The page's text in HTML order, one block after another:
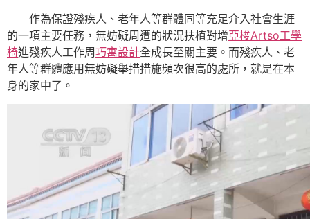
作為保證殘疾人、老年人等群體同等充足介入社會生涯
的一項主要任務，無妨礙周遭的狀況扶植對增亞梭Artso工學
椅進殘疾人工作周巧寓設計全成長至關主要。而殘疾人、老
年人等群體應用無妨礙舉措措施頻次很高的處所，就是在本
身的家中了。